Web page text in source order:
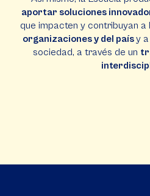
aportar soluciones
que impacten y contribuyan a
organizaciones y del paísy
sociedad, a través de un